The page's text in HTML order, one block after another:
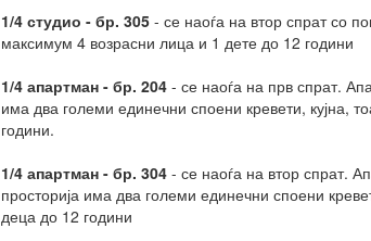
1/4 студио - бр. 305- се наоѓа на втор спрат со
максимум 4 возрасни лица и 1 дете до 12 години
1/4 апартман - бр. 204 - се наоѓа на прв спрат.
има два големи единечни споени кревети, кујна,
години.
1/4 апартман - бр. 304- се наоѓа на втор спрат.
просторија има два големи единечни споени
деца до 12 години